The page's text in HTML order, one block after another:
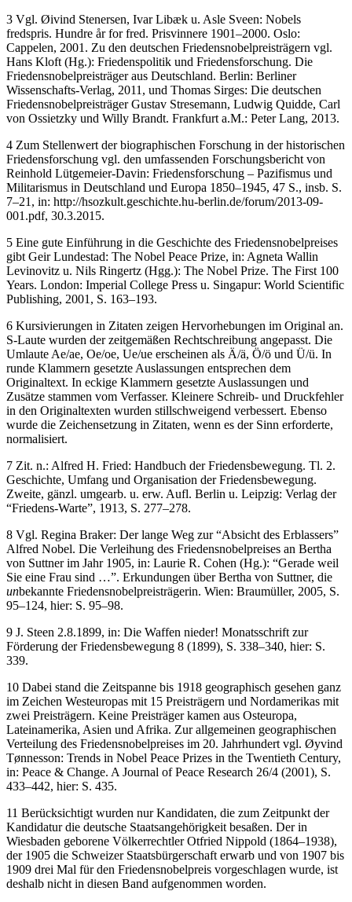
3 Vgl. Øivind Stenersen, Ivar Libæk u. Asle Sveen: Nobels
fredspris. Hundre år for fred. Prisvinnere 1901–2000. Oslo:
Cappelen, 2001. Zu den deutschen Friedensnobelpreisträgern vgl.
Hans Kloft (Hg.): Friedenspolitik und Friedensforschung. Die
Friedensnobelpreisträger aus Deutschland. Berlin: Berliner
Wissenschafts-Verlag, 2011, und Thomas Sirges: Die deutschen
Friedensnobelpreisträger Gustav Stresemann, Ludwig Quidde, Carl
von Ossietzky und Willy Brandt. Frankfurt a.M.: Peter Lang, 2013.
4 Zum Stellenwert der biographischen Forschung in der historischen
Friedensforschung vgl. den umfassenden Forschungsbericht von
Reinhold Lütgemeier-Davin: Friedensforschung – Pazifismus und
Militarismus in Deutschland und Europa 1850–1945, 47 S., insb. S.
7–21, in: http://hsozkult.geschichte.hu-berlin.de/forum/2013-09-
001.pdf, 30.3.2015.
5 Eine gute Einführung in die Geschichte des Friedensnobelpreises
gibt Geir Lundestad: The Nobel Peace Prize, in: Agneta Wallin
Levinovitz u. Nils Ringertz (Hgg.): The Nobel Prize. The First 100
Years. London: Imperial College Press u. Singapur: World Scientific
Publishing, 2001, S. 163–193.
6 Kursivierungen in Zitaten zeigen Hervorhebungen im Original an.
S-Laute wurden der zeitgemäßen Rechtschreibung angepasst. Die
Umlaute Ae/ae, Oe/oe, Ue/ue erscheinen als Ä/ä, Ö/ö und Ü/ü. In
runde Klammern gesetzte Auslassungen entsprechen dem
Originaltext. In eckige Klammern gesetzte Auslassungen und
Zusätze stammen vom Verfasser. Kleinere Schreib- und Druckfehler
in den Originaltexten wurden stillschweigend verbessert. Ebenso
wurde die Zeichensetzung in Zitaten, wenn es der Sinn erforderte,
normalisiert.
7 Zit. n.: Alfred H. Fried: Handbuch der Friedensbewegung. Tl. 2.
Geschichte, Umfang und Organisation der Friedensbewegung.
Zweite, gänzl. umgearb. u. erw. Aufl. Berlin u. Leipzig: Verlag der
“Friedens-Warte”, 1913, S. 277–278.
8 Vgl. Regina Braker: Der lange Weg zur “Absicht des Erblassers”
Alfred Nobel. Die Verleihung des Friedensnobelpreises an Bertha
von Suttner im Jahr 1905, in: Laurie R. Cohen (Hg.): “Gerade weil
Sie eine Frau sind …”. Erkundungen über Bertha von Suttner, die
unbekannte Friedensnobelpreisträgerin. Wien: Braumüller, 2005, S.
95–124, hier: S. 95–98.
9 J. Steen 2.8.1899, in: Die Waffen nieder! Monatsschrift zur
Förderung der Friedensbewegung 8 (1899), S. 338–340, hier: S.
339.
10 Dabei stand die Zeitspanne bis 1918 geographisch gesehen ganz
im Zeichen Westeuropas mit 15 Preisträgern und Nordamerikas mit
zwei Preisträgern. Keine Preisträger kamen aus Osteuropa,
Lateinamerika, Asien und Afrika. Zur allgemeinen geographischen
Verteilung des Friedensnobelpreises im 20. Jahrhundert vgl. Øyvind
Tønnesson: Trends in Nobel Peace Prizes in the Twentieth Century,
in: Peace & Change. A Journal of Peace Research 26/4 (2001), S.
433–442, hier: S. 435.
11 Berücksichtigt wurden nur Kandidaten, die zum Zeitpunkt der
Kandidatur die deutsche Staatsangehörigkeit besaßen. Der in
Wiesbaden geborene Völkerrechtler Otfried Nippold (1864–1938),
der 1905 die Schweizer Staatsbürgerschaft erwarb und von 1907 bis
1909 drei Mal für den Friedensnobelpreis vorgeschlagen wurde, ist
deshalb nicht in diesen Band aufgenommen worden.